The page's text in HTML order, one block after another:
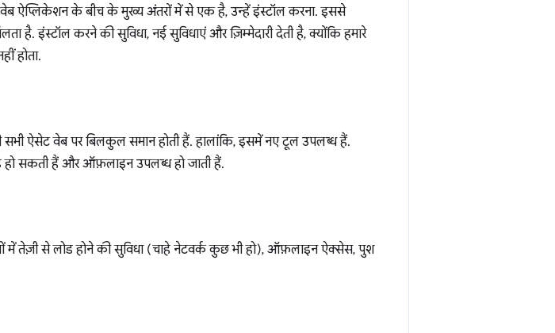
वेब ऐप्लिकेशन के बीच के मुख्य अंतरों में से एक है, उन्हें इंस्टॉल करना. इससे
है. इंस्टॉल करने की सुविधा, नई सुविधाएं और ज़िम्मेदारी देती है, क्योंकि हमारे
होता.
सभी ऐसेट वेब पर बिलकुल समान होती हैं. हालांकि, इसमें नए टूल उपलब्ध हैं.
सकती हैं और ऑफ़लाइन उपलब्ध हो जाती हैं.
में तेज़ी से लोड होने की सुविधा (चाहे नेटवर्क कुछ भी हो), ऑफ़लाइन ऐक्सेस, पुश